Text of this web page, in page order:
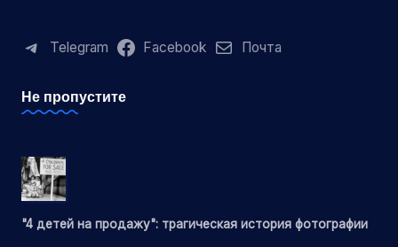
Telegram Facebook Почта
Не пропустите
"4 детей на продажу": трагическая история фотографии